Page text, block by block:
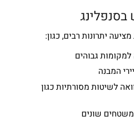
בסנפלינג
מציעה יתרונות רבים, כגון:
גבוהים
המבנה
לשיטות מסורתיות כגון
שונים